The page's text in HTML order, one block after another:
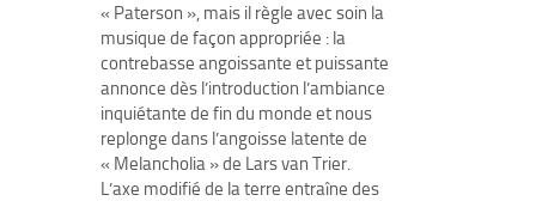
« Paterson », mais il règle avec soin la
musique de façon appropriée : la
contrebasse angoissante et puissante
annonce dès l’introduction l’ambiance
inquiétante de fin du monde et nous
replonge dans l’angoisse latente de
« Melancholia » de Lars van Trier.
L’axe modifié de la terre entraîne des